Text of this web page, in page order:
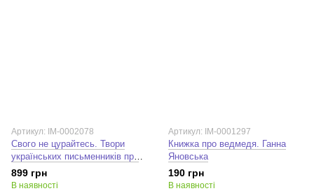
Артикул: IM-0002078
Свого не цурайтесь. Твори
українських письменників про
рідну мову: Антологія. Іван
Лучук
899 грн
В наявності
Артикул: IM-0001297
Книжка про ведмедя. Ганна
Яновська
190 грн
В наявності